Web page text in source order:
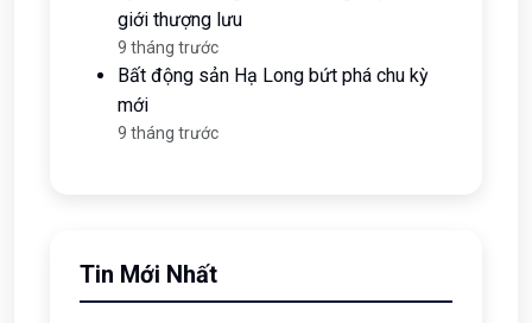
hành từ 2026
8 tháng trước
Quảng Ninh chi hơn 5.400 tỷ đồng xây
dựng hai tuyến đường ba...
8 tháng trước
giới thượng lưu
9 tháng trước